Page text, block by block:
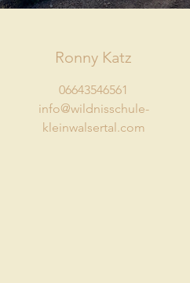
Ronny Katz
06643546561
info@wildnisschule-
kleinwalsertal.com